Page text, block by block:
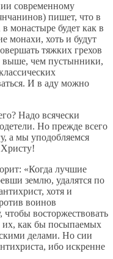
современному
пишет, что в
монастыре будет как в
монахи, хоть и будут
тяжких грехов
выше, чем пустынники,
И в аду можно
Надо всячески
Но прежде всего
а мы уподобляемся
«Когда лучшие
землю, удалятся по
хотя и
воинов
восторжествовать
их, как бы посыпаемых
делами. Но сии
ибо искренне